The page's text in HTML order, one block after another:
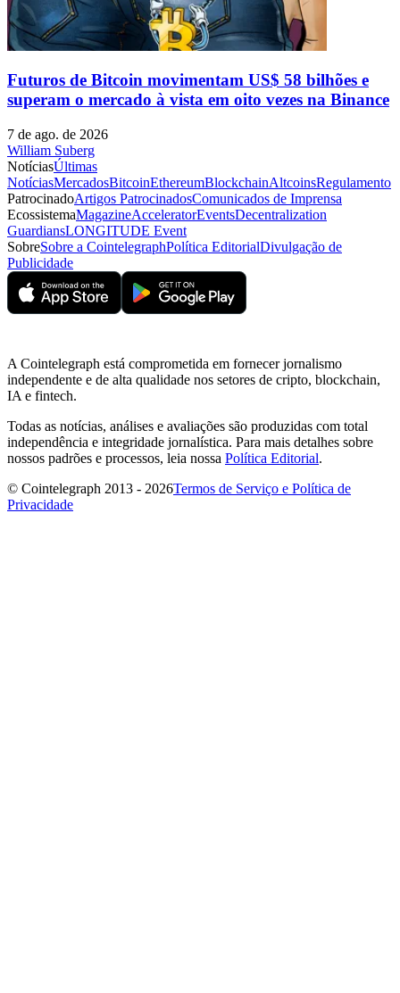
Futuros de Bitcoin movimentam US$ 58 bilhões e
superam o mercado à vista em oito vezes na Binance
7 de ago. de 2026
William Suberg
NotíciasÚltimas
NotíciasMercadosBitcoinEthereumBlockchainAltcoinsRegulamento
PatrocinadoArtigos PatrocinadosComunicados de Imprensa
EcossistemaMagazineAcceleratorEventsDecentralization
GuardiansLONGITUDE Event
SobreSobre a CointelegraphPolítica EditorialDivulgação de
Publicidade
A Cointelegraph está comprometida em fornecer jornalismo
independente e de alta qualidade nos setores de cripto, blockchain,
IA e fintech.
Todas as notícias, análises e avaliações são produzidas com total
independência e integridade jornalística. Para mais detalhes sobre
nossos padrões e processos, leia nossa Política Editorial.
© Cointelegraph 2013 - 2026Termos de Serviço e Política de
Privacidade